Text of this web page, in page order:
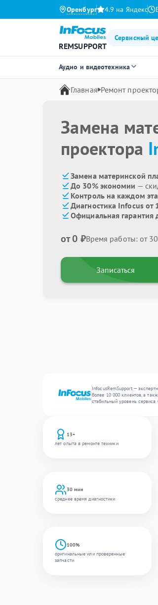
Оренбург 4.9 на Яндекс
REMSUPPORT
Сервисный
Аудио и видеотехника
Главная Ремонт
Замена
проектора
Замена материнской
До 30% экономии —
Контроль на каждом
Диагностика Infocus от
Официальная гарантия
от 0 ₽Время работы: от
Записаться
InfocusRemSupport —
более 10 000 клиентов, а
стабильный уровень
13+
лет опыта в ремонте техники
30 мин
среднее время диагностики
100%
оригинальные или проверенные
запчасти